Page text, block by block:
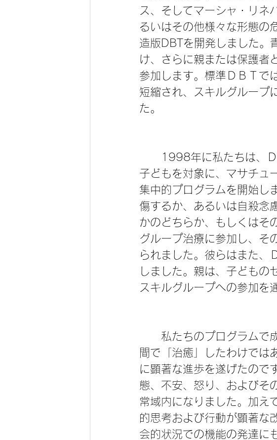
ス、そしてマーシャ・リネ
るいはその他様々な形態の
造版DBTを開発しました。
け、さらに親または保護者
参加します。標準ＤＢＴで
短縮され、スキルグループ
た。
1998年に私たちは、Ｄ
子どもを対象に、マサチュ
集中的プログラムを開始し
傷するか、あるいは自殺念
かのどちらか、もしくはそ
グループ治療に参加し、そ
られました。彼らはまた、
しました。親は、子どもの
スキルグループへの参加を
私たちのプログラムで成
間で「治癒」したわけでは
に顕著な進歩を遂げたので
態、不安、怒り、およびそ
常域内になりました。加え
的思考および行動が顕著な
会的状況での機能の発達に